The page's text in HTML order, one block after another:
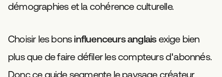
démographies et la cohérence culturelle.
Choisir les bonsinfluenceurs anglaisexige bien
plus que de faire défiler les compteurs d'abonnés.
Donc ce guide segmente le paysage créateur